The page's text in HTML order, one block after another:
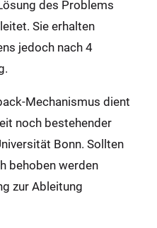
des Problems
Sie erhalten
jedoch nach 4
Mechanismus dient
noch bestehender
Bonn. Sollten
behoben werden
zur Ableitung